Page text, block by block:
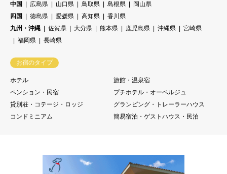
中国
広島県 山口県 鳥取県 島根県
岡山県
四国
徳島県 愛媛県 高知県
香川県
九州・沖縄
佐賀県 大分県 熊本県 鹿児島県 沖縄県
宮崎県
福岡県
長崎県
お宿のタイプ
ホテル
旅館・温泉宿
ペンション・民宿
プチホテル・オーベルジュ
貸別荘・コテージ・ロッジ
グランピング・トレーラーハウス
コンドミニアム
簡易宿泊・ゲストハウス・民泊